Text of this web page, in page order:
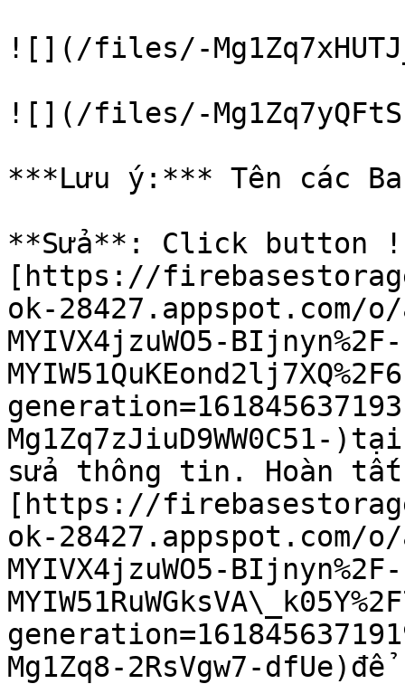
![](/files/-
![](/files/-
***Lưu ý:*** Tên các
**Sửa**: Click button !
[https://
ok-28427.appspot.com/o/
MYIVX4jzuWO5-BIjnyn%2F-
sửa thông tin. Hoàn
[https://
ok-28427.appspot.com/o/
MYIVX4jzuWO5-BIjnyn%2F-
Mg1Zq8-2RsVgw7-